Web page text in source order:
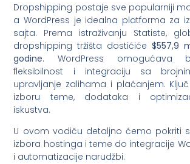
Dropshipping postaje sve popularniji
a WordPress je idealna platforma za
sajta. Prema istraživanju Statiste,
dropshipping tržišta dostićiće $557,9
godine. WordPress omogućava
fleksibilnost i integraciju sa
upravljanje zalihama i plaćanjem.
izboru teme, dodataka i
iskustva.
U ovom vodiču detaljno ćemo pokriti
izbora hostinga i teme do integracije
i automatizacije narudžbi.